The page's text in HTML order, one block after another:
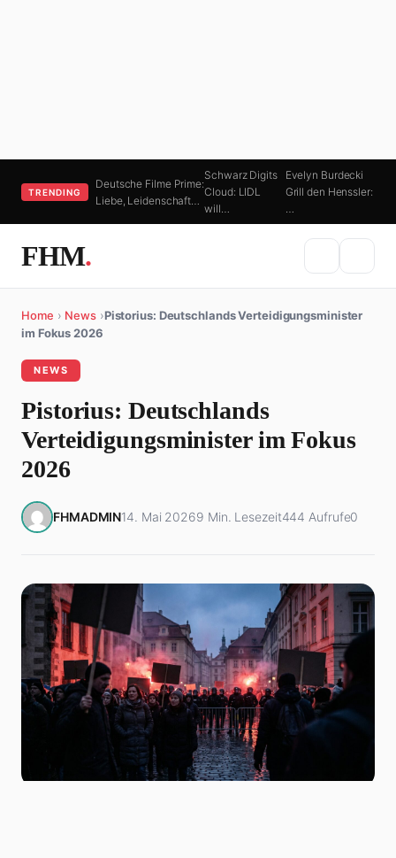
TRENDING
Deutsche Filme Prime:
Liebe, Leidenschaft…
Schwarz Digits
Cloud: LIDL
will…
Evelyn Burdecki
Grill den Henssler:
…
FHM.
Home › News ›Pistorius: Deutschlands Verteidigungsminister
im Fokus 2026
NEWS
Pistorius: Deutschlands
Verteidigungsminister im Fokus
2026
FHMADMIN14. Mai 20269 Min. Lesezeit444 Aufrufe0